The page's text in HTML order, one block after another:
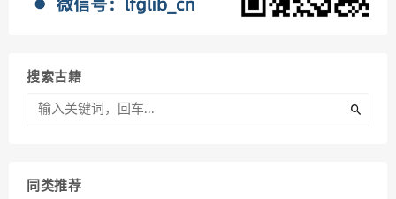
搜索古籍
同类推荐